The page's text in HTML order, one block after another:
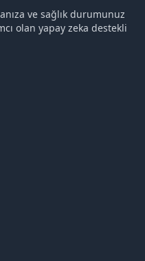
ve sağlık durumunuz
olan yapay zeka destekli